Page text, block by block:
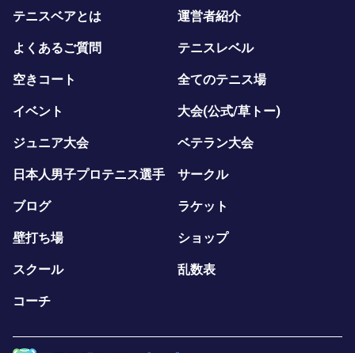
テニスベアとは 運営者紹介
よくあるご質問 テニスレベル
空きコート 全てのテニス場
イベント 大会(公式/草トー)
ジュニア大会 ベテラン大会
日本人男子プロテニス選手 サークル
ブログ ラケット
壁打ち場 ショップ
スクール 乱数表
コーチ